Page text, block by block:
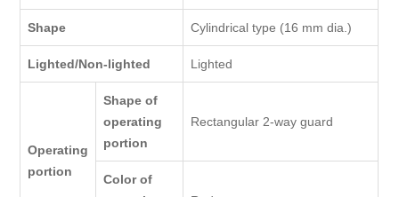
Shape Cylindrical type (16 mm dia.)
Lighted/Non-lighted Lighted
Operating
portion
Shape of
operating
portion
Rectangular 2-way guard
Color of